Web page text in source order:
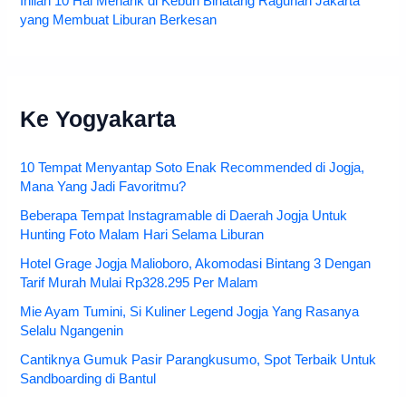
yang Membuat Liburan Berkesan
Ke Yogyakarta
10 Tempat Menyantap Soto Enak Recommended di Jogja,
Mana Yang Jadi Favoritmu?
Beberapa Tempat Instagramable di Daerah Jogja Untuk
Hunting Foto Malam Hari Selama Liburan
Hotel Grage Jogja Malioboro, Akomodasi Bintang 3 Dengan
Tarif Murah Mulai Rp328.295 Per Malam
Mie Ayam Tumini, Si Kuliner Legend Jogja Yang Rasanya
Selalu Ngangenin
Cantiknya Gumuk Pasir Parangkusumo, Spot Terbaik Untuk
Sandboarding di Bantul